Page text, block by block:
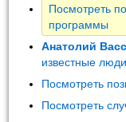
Посмотреть
программы
Анатолий
известные
Посмотреть
Посмотреть